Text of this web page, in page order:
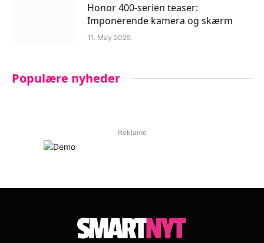
Honor 400-serien teaser:
Imponerende kamera og skærm
11. May 2025
Populære nyheder
Reklame